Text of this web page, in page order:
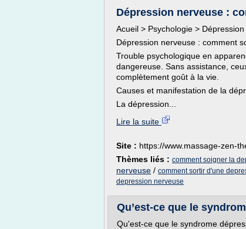
Dépression nerveuse :
Acueil > Psychologie >
Dépression nerveuse : comment
Trouble psychologique en
dangereuse. Sans assistance,
complètement goût à la vie.
Causes et manifestation de la
La dépression...
Lire la suite
Site : https://www.massage-zen-
Thèmes liés : comment soigner la
nerveuse / comment sortir d'une
depression nerveuse
Qu’est-ce que le
Qu'est-ce que le syndrome